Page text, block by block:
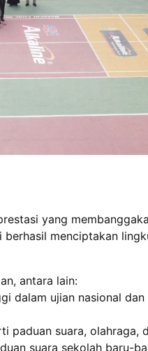
yang
berhasil menciptakan
antara lain:
dalam ujian nasional
paduan suara, olahraga,
suara sekolah baru-